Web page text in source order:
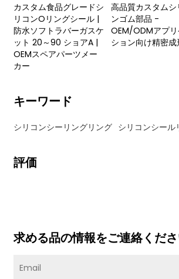
カスタム食品グレードシ
リコンOリングシール |
防水ソフトラバーガスケ
ット 20～90 ショアA |
OEMスペアパーツメー
カー
高品質カスタムシ
ンゴム部品 -
OEM/ODMアプ
ション向け精密成
キーワード
シリコンシーリングリング シリコンシール
評価
求める品の情報をご連絡くだ